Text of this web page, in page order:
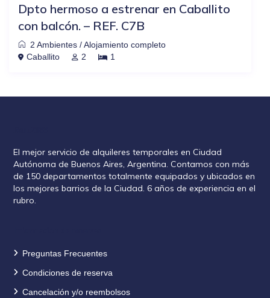
Dpto hermoso a estrenar en Caballito
con balcón. – REF. C7B
2 Ambientes /Alojamiento completo
Caballito
2 1
El mejor servicio de alquileres temporales en Ciudad
Autónoma de Buenos Aires, Argentina. Contamos con más
de 150 departamentos totalmente equipados y ubicados en
los mejores barrios de la Ciudad. 6 años de experiencia en el
rubro.
Preguntas Frecuentes
Condiciones de reserva
Cancelación y/o reembolsos